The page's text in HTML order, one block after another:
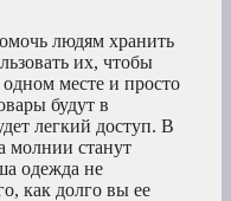
людям хранить
их, чтобы
месте и просто
будут в
легкий доступ. В
молнии станут
одежда не
как долго вы ее